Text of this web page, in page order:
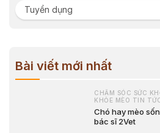
Tuyển dụng
Bài viết mới nhất
CHĂM SÓC SỨC
KHỎE MÈO TIN
Chó hay mèo
bác sĩ 2Vet